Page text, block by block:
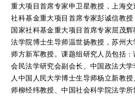
重大项目首席专家申卫星教授，上海
社科基金重大项目首席专家彭诚信教授
国家社科基金重大项目首席专家屈茂
法学院博士生导师温世扬教授，苏州
师方新军教授。课题组研究人员包括
会民法学研究会副会长、中国政法大
人中国人民大学博士生导师杨立新教
师柳经纬教授、中国社会科学院法学所